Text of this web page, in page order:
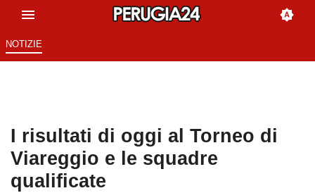
NOTIZIE
I risultati di oggi al Torneo di
Viareggio e le squadre
qualificate